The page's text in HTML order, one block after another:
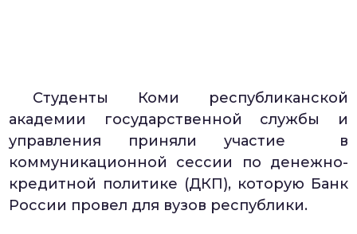
Студенты Коми республиканской
академии государственной службы и
управления приняли участие в
коммуникационной сессии по денежно-
кредитной политике (ДКП), которую Банк
России провел для вузов республики.